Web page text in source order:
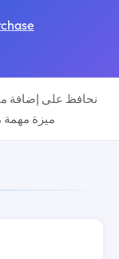
نحافظ على إضافة
ميزة مهمة